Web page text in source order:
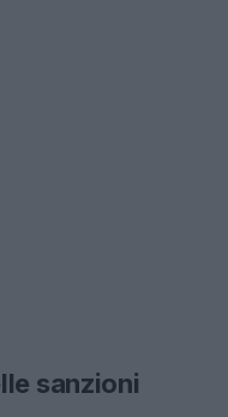
sanzioni